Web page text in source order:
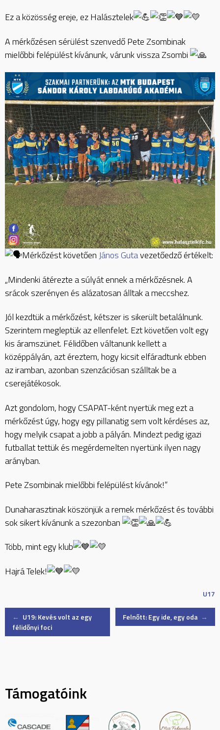
Ez a közösség ereje, ez Halásztelek
A mérkőzésen sérülést szenvedő Pete Zsombinak
mielőbbi felépülést kívánunk, várunk vissza Zsombi
Mérkőzést követően János Gutavezetőedző értékelt:
„Mindenki átérezte a súlyát ennek a mérkőzésnek. A
srácok szerényen és alázatosan álltak a meccshez.
Jól kezdtük a mérkőzést, kétszer is sikerült betalálnunk.
Szerintem megleptük az ellenfelet. Ezt követően volt egy
kis áramszünet. Félidőben váltanunk kellett a
középpályán, azt éreztem, hogy kicsit elfáradtunk ebben
az iramban, azonban szenzációsan szálltak be a
cserejátékosok.
Azt gondolom, hogy CSAPAT-ként nyertük meg ezt a
mérkőzést úgy, hogy egy pillanatig sem volt kérdéses az,
hogy melyik csapat a jobb a pályán. Mindezt pedig igazi
futballat tettük és megérdemelten nyertünk ilyen nagy
arányban.
Pete Zsombinak mielőbbi felépülést kívánok!”
Dunaharasztinak köszönjük a remek mérkőzést és további
sok sikert kívánunk a szezonban
Több, mint egy klub
Hajrá Telek!
U17
Post
← U19: Kevés volt az egy
félidőnyi foci
Felnőtt: Egy ide, egy oda →
Támogatóink